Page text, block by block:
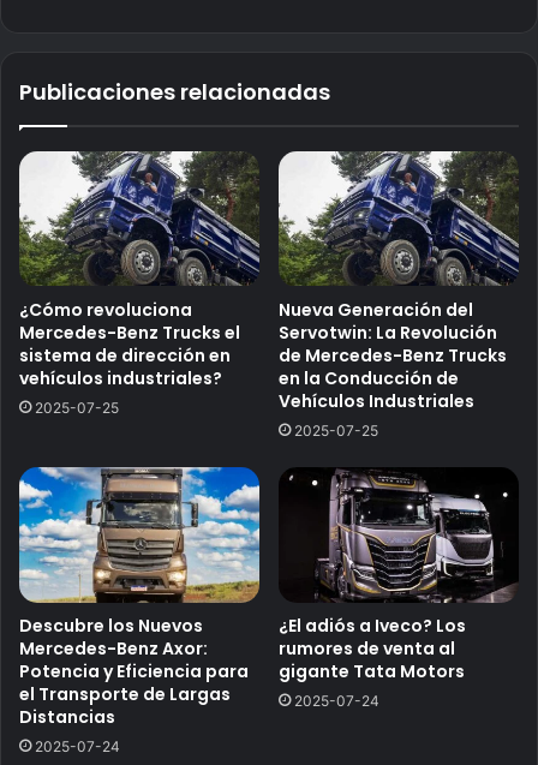
Publicaciones relacionadas
¿Cómo revoluciona
Mercedes-Benz Trucks el
sistema de dirección en
vehículos industriales?
2025-07-25
Nueva Generación del
Servotwin: La Revolución
de Mercedes-Benz Trucks
en la Conducción de
Vehículos Industriales
2025-07-25
Descubre los Nuevos
Mercedes-Benz Axor:
Potencia y Eficiencia para
el Transporte de Largas
Distancias
2025-07-24
¿El adiós a Iveco? Los
rumores de venta al
gigante Tata Motors
2025-07-24